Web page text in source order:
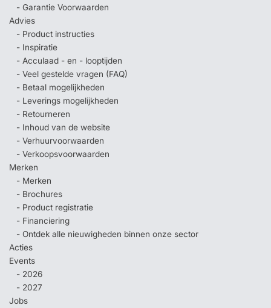
- Garantie Voorwaarden
Advies
- Product instructies
- Inspiratie
- Acculaad - en - looptijden
- Veel gestelde vragen (FAQ)
- Betaal mogelijkheden
- Leverings mogelijkheden
- Retourneren
- Inhoud van de website
- Verhuurvoorwaarden
- Verkoopsvoorwaarden
Merken
- Merken
- Brochures
- Product registratie
- Financiering
- Ontdek alle nieuwigheden binnen onze sector
Acties
Events
- 2026
- 2027
Jobs